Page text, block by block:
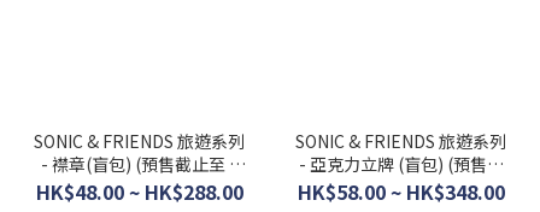
SONIC & FRIENDS 旅遊系列
- 襟章(盲包) (預售截止至 8
月 23 日)
HK$48.00 ~ HK$288.00
SONIC & FRIENDS 旅遊系列
- 亞克力立牌 (盲包) (預售截
止至 8 月 23 日)
HK$58.00 ~ HK$348.00